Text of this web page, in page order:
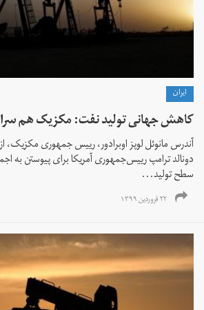
ايران
کاهش جهانی تولید نفت: مکزیک هم
آندرس مانوئل لوپز اوبرادور، رییس جمهوری مکزیک،
دونالد ترامپ رییس‌جمهوری آمریکا برای پیوستن به
سطح تولید...
۲۲ فروردین ۱۳۹۹